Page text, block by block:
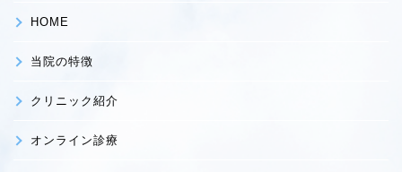
HOME
当院の特徴
クリニック紹介
オンライン診療